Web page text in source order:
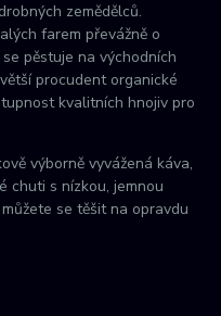
zemědělců.
farem převážně o
pěstuje na východních
procudent organické
kvalitních hnojiv pro
výborně vyvážená káva,
chuti s nízkou, jemnou
se těšit na opravdu